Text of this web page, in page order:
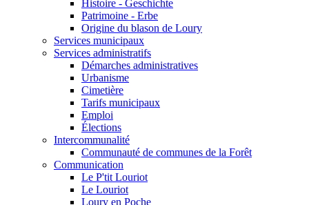
Histoire - Geschichte
Patrimoine - Erbe
Origine du blason de Loury
Services municipaux
Services administratifs
Démarches administratives
Urbanisme
Cimetière
Tarifs municipaux
Emploi
Élections
Intercommunalité
Communauté de communes de la Forêt
Communication
Le P'tit Louriot
Le Louriot
Loury en Poche